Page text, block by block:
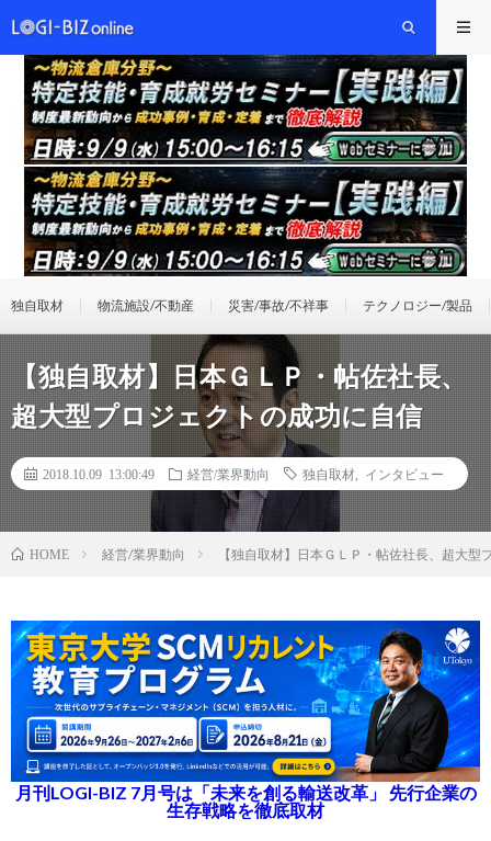
独自取材 物流施設/不動産 災害/事故/不祥事 テクノロジー/製品
【独自取材】日本ＧＬＰ・帖佐社長、
超大型プロジェクトの成功に自信
2018.10.09 13:00:49 経営/業界動向 独自取材 インタビュー
HOME 経営/業界動向 【独自取材】日本ＧＬＰ・帖佐社長、超大型
月刊LOGI-BIZ 7月号は「未来を創る輸送改革」 先行企業の
生存戦略を徹底取材